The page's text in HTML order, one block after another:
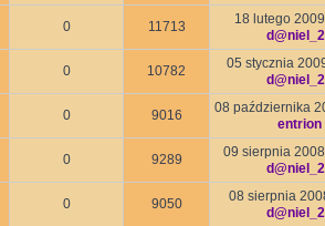
0 11713
18 lutego
0 10782
05 stycznia
0 9016
08 października
entrion
0 9289
09 sierpnia
0 9050
08 sierpnia